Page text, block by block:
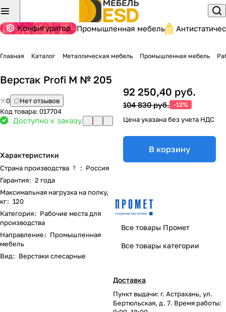
Конфигуратор Промышленная мебель
Главная Каталог Металлическая мебель Промышленная мебель
Верстак Profi M № 205
0
Нет отзывов
Код товара: 017704
Доступно к заказу
Характеристики
Страна производства ? : Россия
Гарантия: 2 года
Максимальная нагрузка на полку,
кг: 120
Категория: Рабочие места для
производства
Направление: Промышленная
мебель
Вид: Верстаки слесарные
92 250,40 руб.
104 830 руб. -12%
Цена указана без учета НДС
В корзину
Все товары Промет
Все товары категории
Доставка
Пункт выдачи: г. Астрахань, ул.
Бертюльская, д. 7. Время работы: